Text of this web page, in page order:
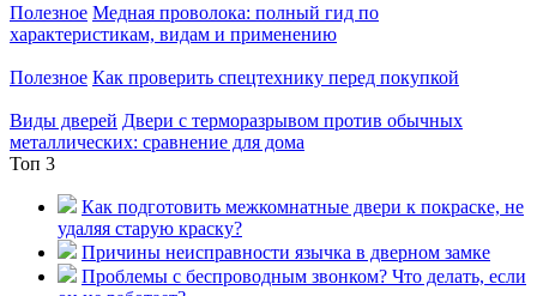
Полезное Медная проволока: полный гид по
характеристикам, видам и применению
Полезное Как проверить спецтехнику перед покупкой
Виды дверей Двери с терморазрывом против обычных
металлических: сравнение для дома
Топ 3
Как подготовить межкомнатные двери к покраске, не
удаляя старую краску?
Причины неисправности язычка в дверном замке
Проблемы с беспроводным звонком? Что делать, если